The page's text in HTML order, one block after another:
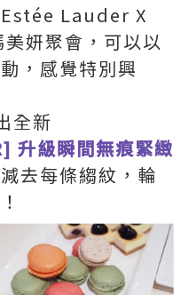
Lauder X
妍聚會，可以以
，感覺特別興
全新
級瞬間無痕緊緻
去每條縐紋，輪